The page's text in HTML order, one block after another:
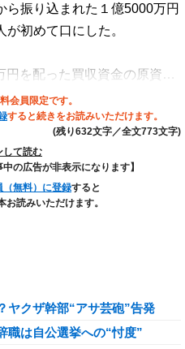
ら振り込まれた１億5000万円
初めて口にした。
を配った買収資金の原資…
会員限定です。
すると続きをお読みいただけます。
(残り632文字／全文773文字)
して読む
の広告が非表示になります】
（無料）に登録すると
読みいただけます。
ヤクザ幹部“アサ芸砲”告発
は自公選挙への“忖度”